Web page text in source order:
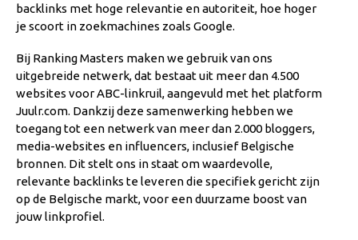
backlinks met hoge relevantie en autoriteit, hoe hoger
je scoort in zoekmachines zoals Google.
Bij Ranking Masters maken we gebruik van ons
uitgebreide netwerk, dat bestaat uit meer dan 4.500
websites voor ABC-linkruil, aangevuld met het platform
Juulr.com. Dankzij deze samenwerking hebben we
toegang tot een netwerk van meer dan 2.000 bloggers,
media-websites en influencers, inclusief Belgische
bronnen. Dit stelt ons in staat om waardevolle,
relevante backlinks te leveren die specifiek gericht zijn
op de Belgische markt, voor een duurzame boost van
jouw linkprofiel.